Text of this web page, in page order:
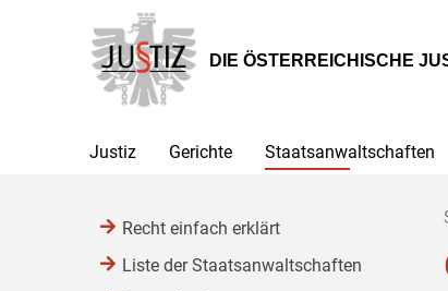
Hauptnavigation
[1]
Inhalt
[2]
Untermenü
[3]
DIE ÖSTERREICHISCHE
Justiz Gerichte Staatsanwaltschaften
Recht einfach erklärt
Liste der Staatsanwaltschaften